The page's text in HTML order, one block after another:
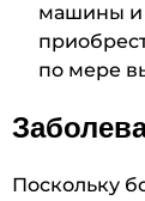
машины и
по мере
Поскольку